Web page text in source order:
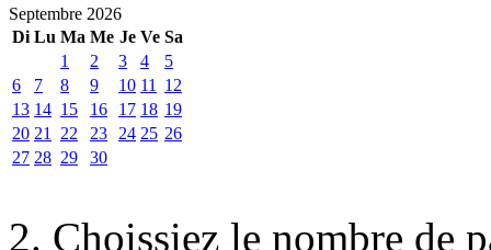
Septembre 2026
Di Lu Ma Me Je Ve Sa
1
2 3 4
5
6
7 8 9 10 11
12
13 14 15 16 17 18 19
20 21 22 23 24 25 26
27 28 29 30
2. Choissiez le nombre de